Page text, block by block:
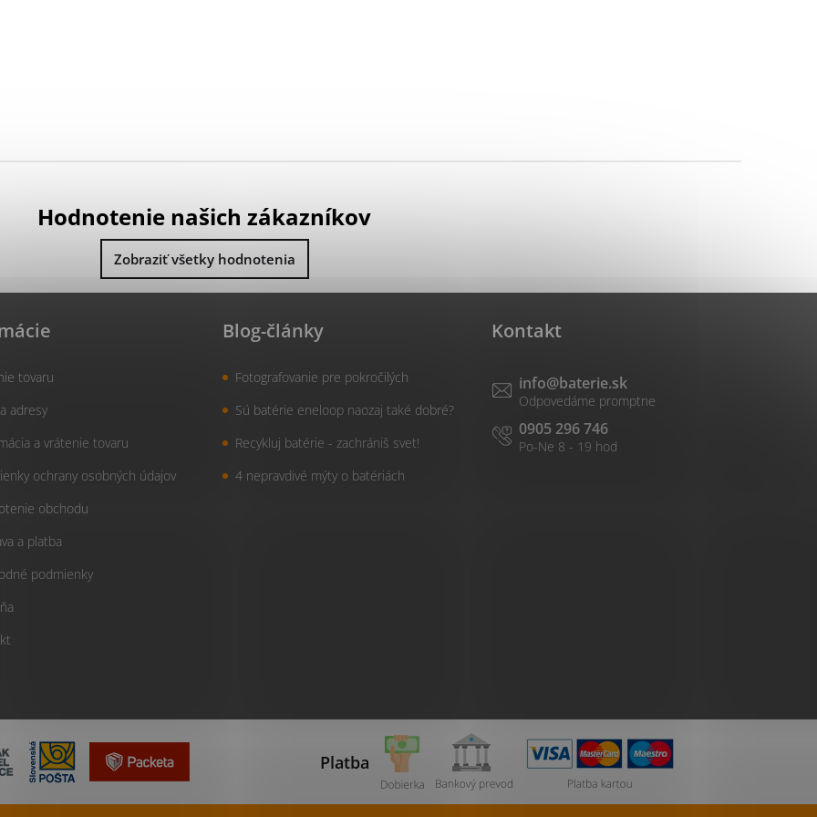
Hodnotenie našich zákazníkov
Zobraziť všetky hodnotenia
tovaru
adresy
a vrátenie tovaru
ochrany osobných údajov
obchodu
a platba
podmienky
Blog-články
Fotografovanie pre pokročilých
Sú batérie eneloop naozaj také dobré?
Recykluj batérie - zachrániš svet!
4 nepravdivé mýty o batériách
Kontakt
info@baterie.sk
0905 296 746
Platba